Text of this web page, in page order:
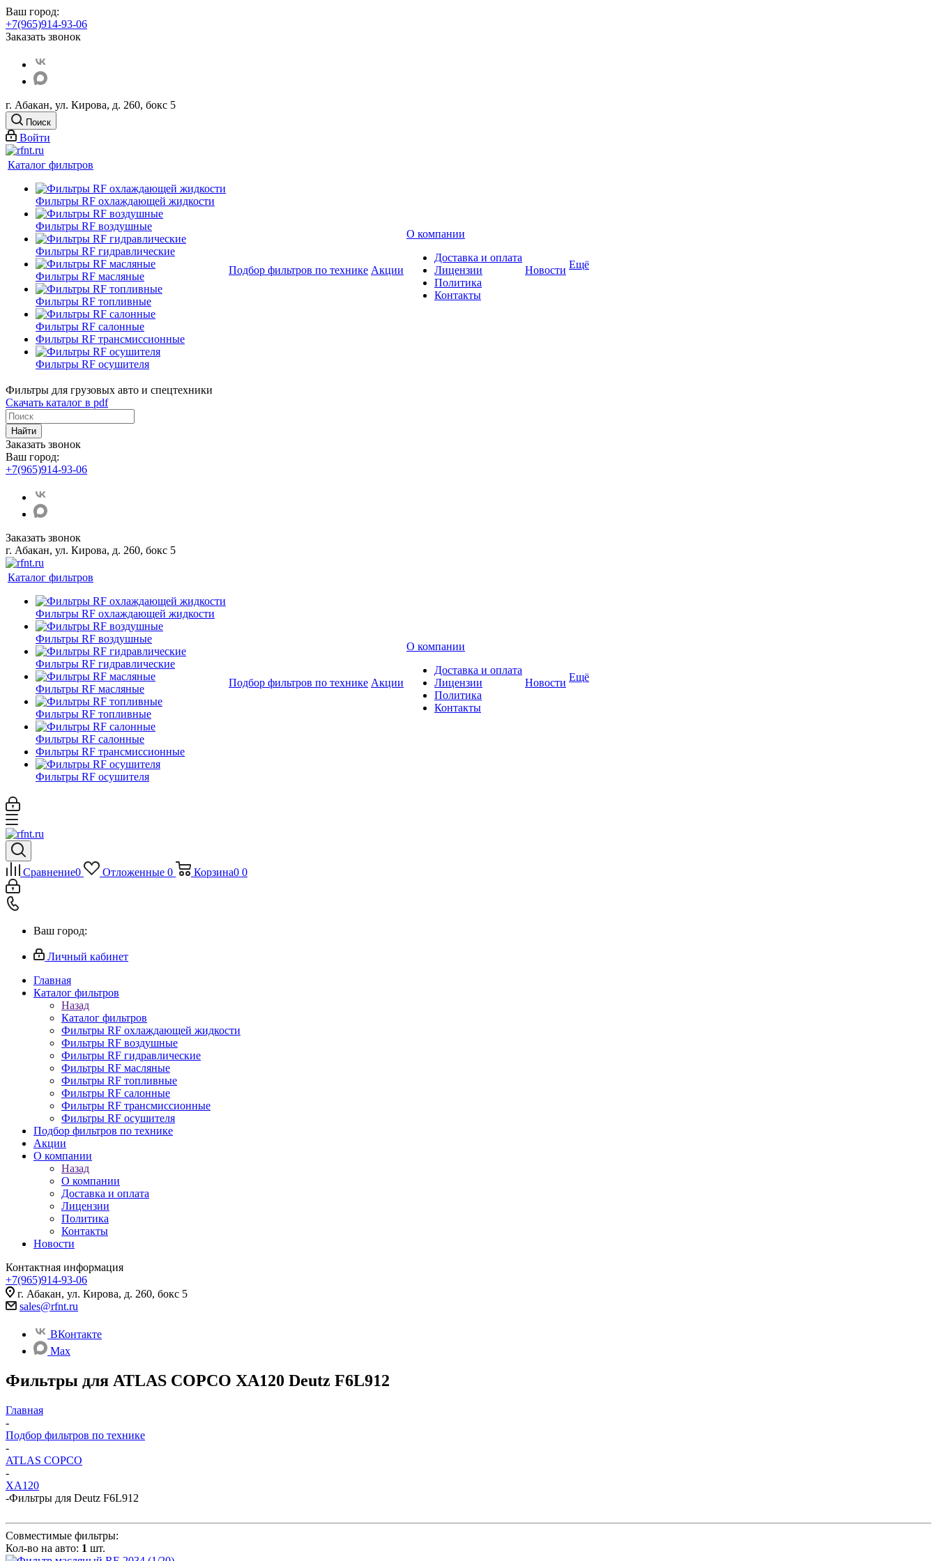
Ваш город:
+7(965)914-93-06
Заказать звонок
г. Абакан, ул. Кирова, д. 260, бокс 5
Поиск
Войти
Каталог фильтров
Фильтры RF охлаждающей жидкости
Фильтры RF воздушные
Фильтры RF гидравлические
Фильтры RF масляные
Фильтры RF топливные
Фильтры RF салонные
Фильтры RF трансмиссионные
Фильтры RF осушителя
Подбор фильтров по технике Акции
О компании
Доставка и оплата
Лицензии
Политика
Контакты
Новости Ещё
Фильтры для грузовых авто и спецтехники
Скачать каталог в pdf
Найти
Заказать звонок
Ваш город:
+7(965)914-93-06
Заказать звонок
г. Абакан, ул. Кирова, д. 260, бокс 5
Каталог фильтров
Фильтры RF охлаждающей жидкости
Фильтры RF воздушные
Фильтры RF гидравлические
Фильтры RF масляные
Фильтры RF топливные
Фильтры RF салонные
Фильтры RF трансмиссионные
Фильтры RF осушителя
Подбор фильтров по технике Акции
О компании
Доставка и оплата
Лицензии
Политика
Контакты
Новости Ещё
Сравнение0 Отложенные 0 Корзина0 0
Ваш город:
Личный кабинет
Главная
Каталог фильтров
Назад
Каталог фильтров
Фильтры RF охлаждающей жидкости
Фильтры RF воздушные
Фильтры RF гидравлические
Фильтры RF масляные
Фильтры RF топливные
Фильтры RF салонные
Фильтры RF трансмиссионные
Фильтры RF осушителя
Подбор фильтров по технике
Акции
О компании
Назад
О компании
Доставка и оплата
Лицензии
Политика
Контакты
Новости
Контактная информация
+7(965)914-93-06
г. Абакан, ул. Кирова, д. 260, бокс 5
sales@rfnt.ru
ВКонтакте
Max
Фильтры для ATLAS COPCO XA120 Deutz F6L912
Главная
-
Подбор фильтров по технике
-
ATLAS COPCO
-
XA120
-Фильтры для Deutz F6L912
Совместимые фильтры:
Кол-во на авто: 1 шт.